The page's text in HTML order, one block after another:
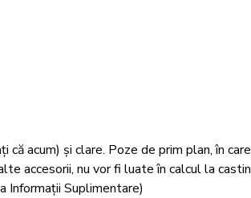
acum) și clare. Poze de prim plan, în
accesorii, nu vor fi luate în calcul la
Informații Suplimentare)